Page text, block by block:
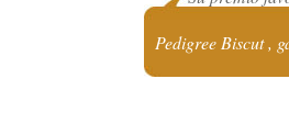
Pedigree Biscut ,